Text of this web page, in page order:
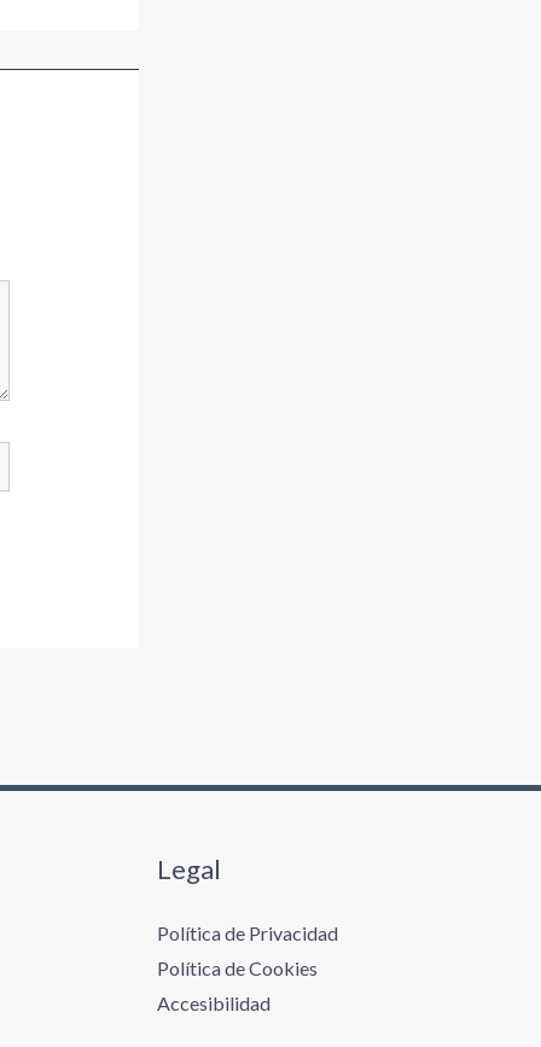
Legal
Política de Privacidad
Política de Cookies
Accesibilidad